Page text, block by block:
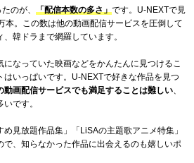
のが、 「配信本数の多さ」です。U-NEXTで見
本。この数は他の動画配信サービスを圧倒して
韓ドラまで網羅しています。
なっていた映画などをかんたんに見つけるこ
はいっぱいです。U-NEXTで好きな作品を見つ
動画配信サービスでも満足することは難しい、
です。
見放題作品集」「LiSAの主題歌アニメ特集」
で、知らなかった作品に出会えるのも嬉しいポ